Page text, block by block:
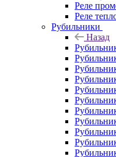
Реле
Реле
Рубильники
Назад